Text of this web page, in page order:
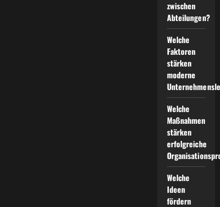
zwischen
Abteilungen?
Welche
Faktoren
stärken
moderne
Welche
Maßnahmen
stärken
erfolgreiche
Welche
Ideen
fördern